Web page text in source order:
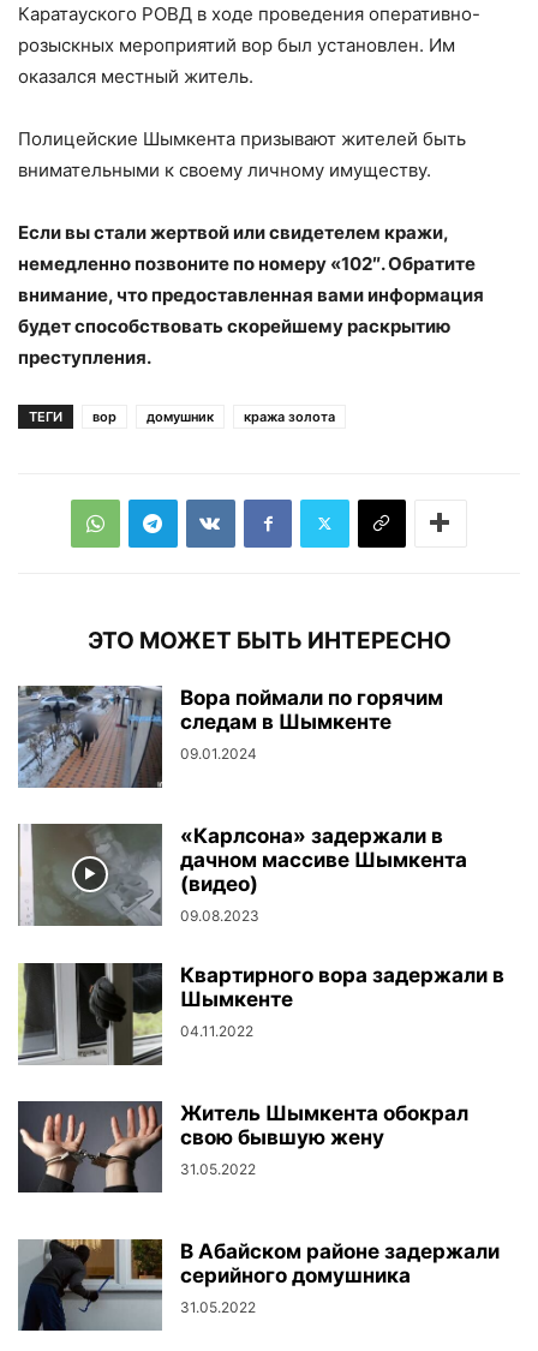
Каратауского РОВД в ходе проведения оперативно-
розыскных мероприятий вор был установлен. Им
оказался местный житель.
Полицейские Шымкента призывают жителей быть
внимательными к своему личному имуществу.
Если вы стали жертвой или свидетелем кражи,
немедленно позвоните по номеру «102″. Обратите
внимание, что предоставленная вами информация
будет способствовать скорейшему раскрытию
преступления.
ТЕГИ вор домушник кража золота
ЭТО МОЖЕТ БЫТЬ ИНТЕРЕСНО
Вора поймали по горячим
следам в Шымкенте
09.01.2024
«Карлсона» задержали в
дачном массиве Шымкента
(видео)
09.08.2023
Квартирного вора задержали в
Шымкенте
04.11.2022
Житель Шымкента обокрал
свою бывшую жену
31.05.2022
В Абайском районе задержали
серийного домушника
31.05.2022